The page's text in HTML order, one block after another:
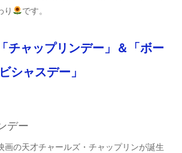
り です。
チャップリンデー」＆「ボー
シャスデー」
デー
画の天才チャールズ・チャップリンが誕生